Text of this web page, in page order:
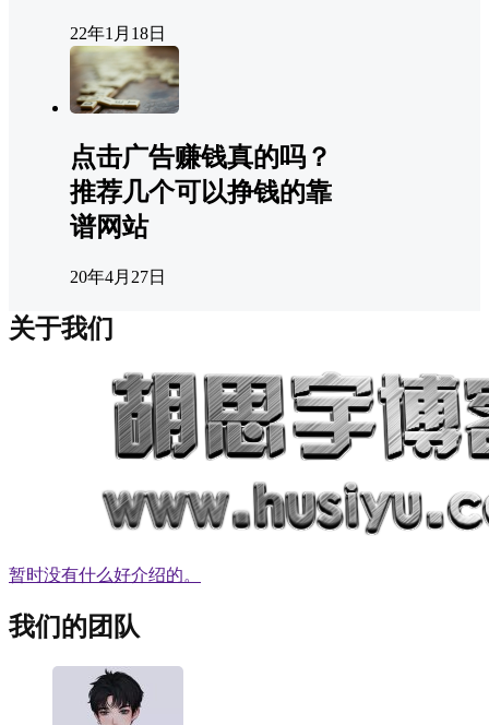
22年1月18日
点击广告赚钱真的吗？
推荐几个可以挣钱的靠
谱网站
20年4月27日
关于我们
暂时没有什么好介绍的。
我们的团队